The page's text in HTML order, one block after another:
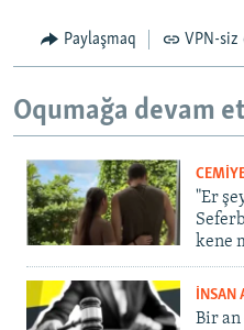
Paylaşmaq VPN-siz
Oqumağa devam
"Er
kene
İNSAN
Bir an